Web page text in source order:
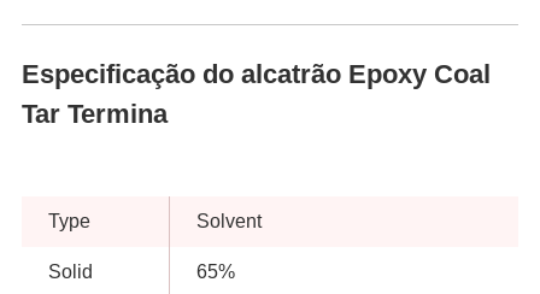
Especificação do alcatrão Epoxy Coal
Tar Termina
Type Solvent
Solid
65%